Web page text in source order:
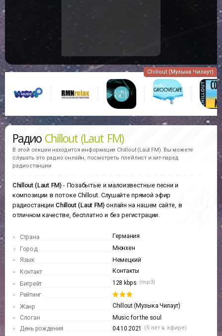
Chillout (Музыка Чилаут)
Радио Chillout (Laut FM)
В этой секции находится информация Chillout (Laut FM). Вы можете
слушать это радио онлайн, посмотреть плейлист и хит-парад
радиостанции
Chillout (Laut FM)- Позабытые и малоизвестные песни и
композиции в потоке Chillout. Слушайте прямой эфир
радиостанции Chillout (Laut FM)онлайн на нашем сайте, в
отличном качестве, бесплатно и без регистрации.
Страна
Германия
Город
Мюнхен
Язык
Немецкий
Контакт
Контакты
Битрейт
128 kbps (mp3)
Рейтинг
Жанр
Chillout (Музыка Чилаут)
Слоган
Music for the soul
День рождения
04.10.2021 (5 лет в эфире)